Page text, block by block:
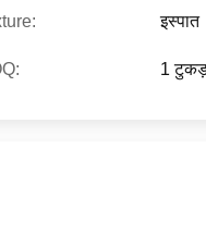
इस्पात
1